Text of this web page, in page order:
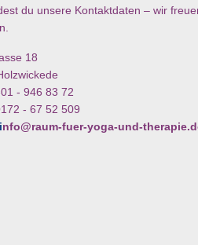
du unsere Kontaktdaten – wir
18
- 946 83 72
- 67 52 509
info@raum-fuer-yoga-und-